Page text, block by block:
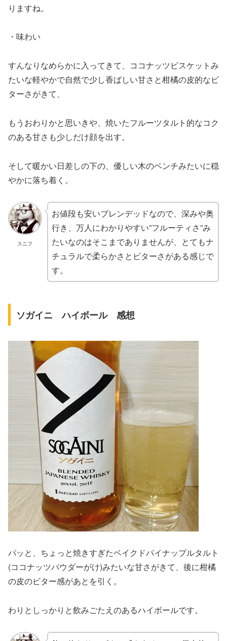
りますね。
・味わい
すんなりなめらかに入ってきて、ココナッツビスケットみ
たいな軽やかで自然で少し香ばしい甘さと柑橘の皮的なビ
ターさがきて、
もうおわりかと思いきや、焼いたフルーツタルト的なコク
のある甘さも少しだけ顔を出す。
そして暖かい日差しの下の、優しい木のベンチみたいに穏
やかに落ち着く。
スニフ
お値段も安いブレンデッドなので、深みや奥
行き、万人にわかりやすい”フルーティさ”み
たいなのはそこまでありませんが、とてもナ
チュラルで柔らかさとビターさがある感じで
す。
ソガイニ ハイボール 感想
パッと、ちょっと焼きすぎたベイクドパイナップルタルト
(ココナッツパウダーがけ)みたいな甘さがきて、後に柑橘
の皮のビター感があとを引く。
わりとしっかりと飲みごたえのあるハイボールです。